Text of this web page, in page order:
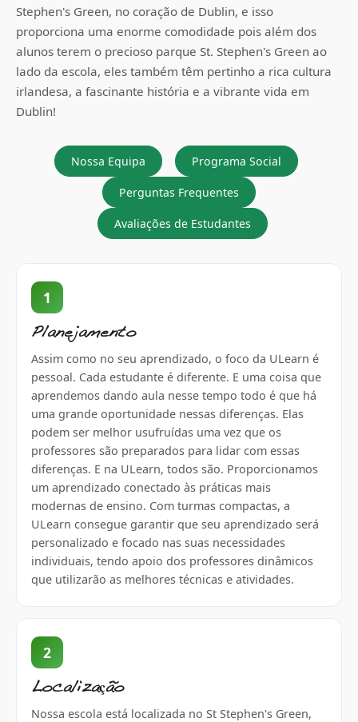
Stephen's Green, no coração de Dublin, e isso
proporciona uma enorme comodidade pois além dos
alunos terem o precioso parque St. Stephen's Green ao
lado da escola, eles também têm pertinho a rica cultura
irlandesa, a fascinante história e a vibrante vida em
Dublin!
Nossa Equipa Programa Social
Perguntas Frequentes
Avaliações de Estudantes
1
Planejamento
Assim como no seu aprendizado, o foco da ULearn é
pessoal. Cada estudante é diferente. E uma coisa que
aprendemos dando aula nesse tempo todo é que há
uma grande oportunidade nessas diferenças. Elas
podem ser melhor usufruídas uma vez que os
professores são preparados para lidar com essas
diferenças. E na ULearn, todos são. Proporcionamos
um aprendizado conectado às práticas mais
modernas de ensino. Com turmas compactas, a
ULearn consegue garantir que seu aprendizado será
personalizado e focado nas suas necessidades
individuais, tendo apoio dos professores dinâmicos
que utilizarão as melhores técnicas e atividades.
2
Localização
Nossa escola está localizada no St Stephen's Green,